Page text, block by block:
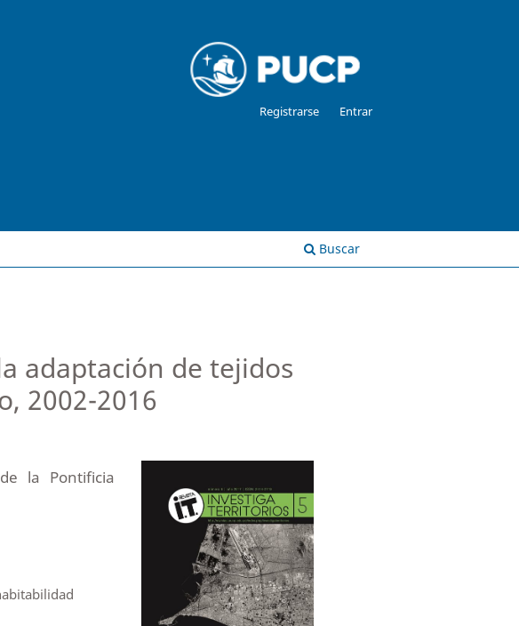
Buscar
Registrarse Entrar
adaptación de tejidos
2002-2016
la Pontificia